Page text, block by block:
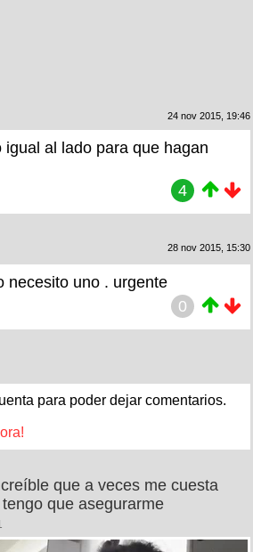
24 nov 2015, 19:46
al lado para que hagan
4
28 nov 2015, 15:30
necesito uno . urgente
0
para poder dejar comentarios.
que a veces me cuesta
que asegurarme